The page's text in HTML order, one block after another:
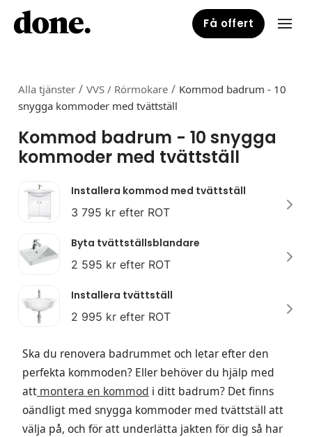
Få offert
Alla tjänster / VVS / Rörmokare / Kommod badrum - 10
snygga kommoder med tvättställ
Kommod badrum - 10 snygga
kommoder med tvättställ
Installera kommod med tvättställ
3 795 kr efter ROT
Byta tvättställsblandare
2 595 kr efter ROT
Installera tvättställ
2 995 kr efter ROT
Ska du renovera badrummet och letar efter den
perfekta kommoden? Eller behöver du hjälp med
att montera en kommod i ditt badrum? Det finns
oändligt med snygga kommoder med tvättställ att
välja på, och för att underlätta jakten för dig så har